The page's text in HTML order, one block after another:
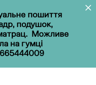
пошиття
подушок,
матрац. Можливе
на гумці